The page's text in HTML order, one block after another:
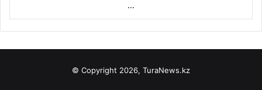
...
© Copyright 2026, TuraNews.kz